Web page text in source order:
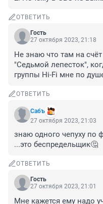
ОТВЕТИТЬ
Гость
27 октября 2023, 21:18
Не знаю что там на
"Седьмой лепесток",
группы Hi-Fi мне по
ОТВЕТИТЬ
Сабъ
27 октября 2023, 21:03
знаю одного чепуху
...это беспредельщик🤔
ОТВЕТИТЬ
Гость
27 октября 2023, 21:01
Мне кажется ему надо